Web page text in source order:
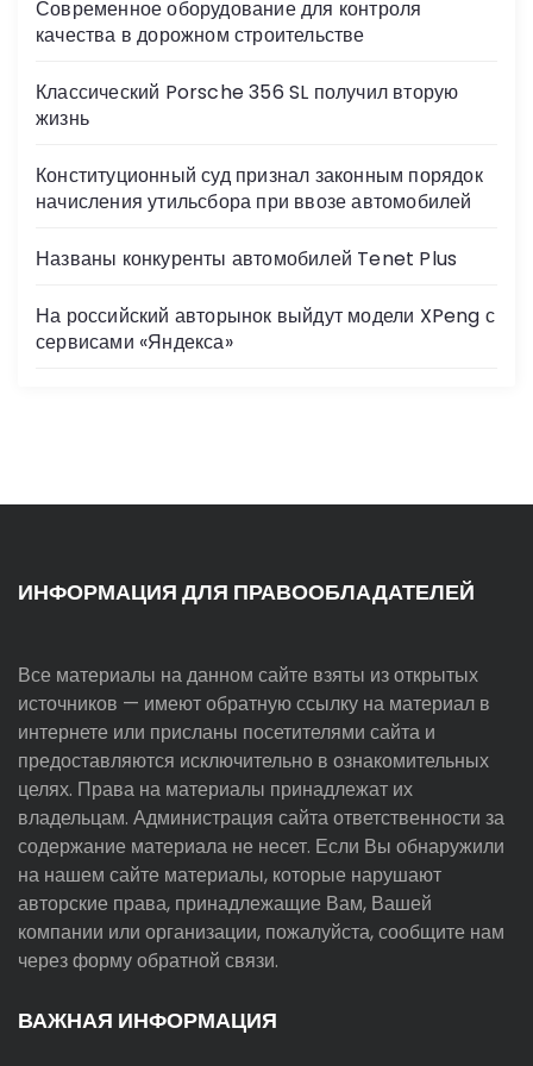
Современное оборудование для контроля
качества в дорожном строительстве
Классический Porsche 356 SL получил вторую
жизнь
Конституционный суд признал законным порядок
начисления утильсбора при ввозе автомобилей
Названы конкуренты автомобилей Tenet Plus
На российский авторынок выйдут модели XPeng с
сервисами «Яндекса»
ИНФОРМАЦИЯ ДЛЯ ПРАВООБЛАДАТЕЛЕЙ
Все материалы на данном сайте взяты из открытых
источников — имеют обратную ссылку на материал в
интернете или присланы посетителями сайта и
предоставляются исключительно в ознакомительных
целях. Права на материалы принадлежат их
владельцам. Администрация сайта ответственности за
содержание материала не несет. Если Вы обнаружили
на нашем сайте материалы, которые нарушают
авторские права, принадлежащие Вам, Вашей
компании или организации, пожалуйста, сообщите нам
через форму обратной связи.
ВАЖНАЯ ИНФОРМАЦИЯ